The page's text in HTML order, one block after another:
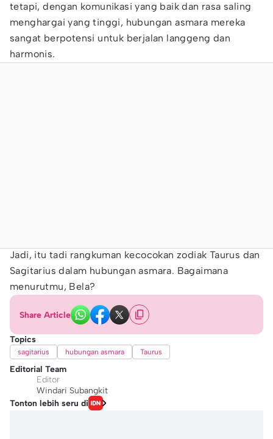
tetapi, dengan komunikasi yang baik dan rasa saling
menghargai yang tinggi, hubungan asmara mereka
sangat berpotensi untuk berjalan langgeng dan
harmonis.
Jadi, itu tadi rangkuman kecocokan zodiak Taurus dan
Sagitarius dalam hubungan asmara. Bagaimana
menurutmu, Bela?
Share Article
Topics
sagitarius hubungan asmara Taurus
Editorial Team
Editor
Windari Subangkit
Tonton lebih seru di